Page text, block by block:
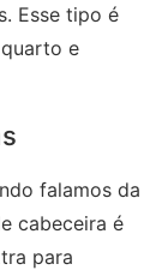
Esse tipo é
e
falamos da
cabeceira é
para